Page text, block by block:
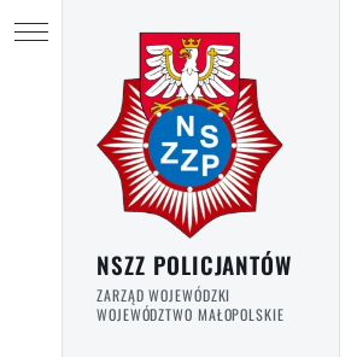
NSZZ POLICJANTÓW
ZARZĄD WOJEWÓDZKI
WOJEWÓDZTWO MAŁOPOLSKIE